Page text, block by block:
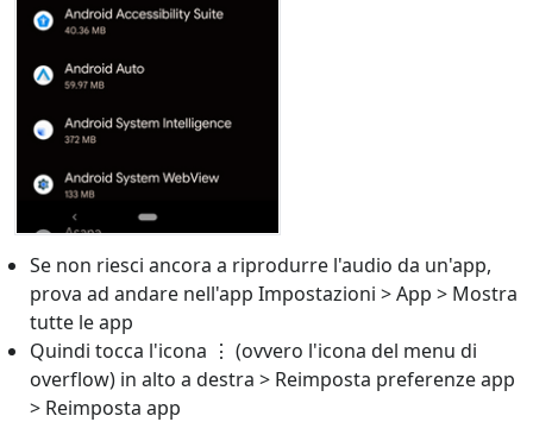
Se non riesci ancora a riprodurre l'audio da un'app,
prova ad andare nell'app Impostazioni > App > Mostra
tutte le app
Quindi tocca l'icona ⋮ (ovvero l'icona del menu di
overflow) in alto a destra > Reimposta preferenze app
> Reimposta app